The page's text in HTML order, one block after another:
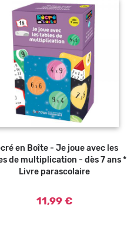
Ajouter au panier
en Boîte - Je joue avec les
de multiplication - dès 7 ans *
Livre parascolaire
11,99 €